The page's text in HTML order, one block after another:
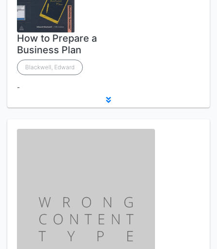
How to Prepare a
Business Plan
Blackwell, Edward
-